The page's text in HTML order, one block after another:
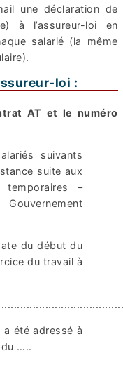
une déclaration de
à l’assureur-loi en
salarié (la même
loi :
AT et le numéro
suivants
suite aux
temporaires –
du début du
du travail à
été adressé à
du …..